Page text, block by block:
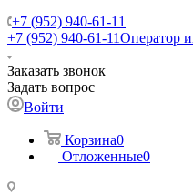
+7 (952) 940-61-11
+7 (952) 940-61-11Оператор
Заказать звонок
Задать вопрос
Войти
Корзина0
Отложенные0